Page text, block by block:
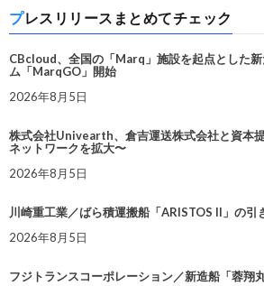
プレスリリースまとめてチェック
CBcloud、全国の「Marq」施設を起点とした
ム「MarqGO」開始
2026年8月5日
株式会社Univearth、倉吉運送株式会社と資本
ネットワークを拡大〜
2026年8月5日
川崎重工業／ばら積運搬船「ARISTOS II」の引
2026年8月5日
フジトランスコーポレーション／新造船「蓉翔